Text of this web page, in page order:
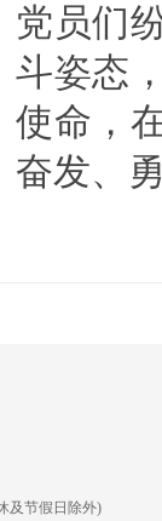
党员们
斗姿态
使命，
奋发、
及节假日除外)